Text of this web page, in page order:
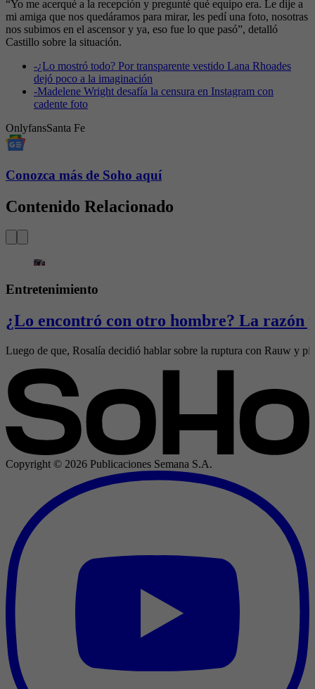
“Yo me acerqué a la recepción y pregunté qué equipo era. Le dije a
mi amiga que nos quedáramos para mirar, les pedí una foto, nosotras
nos subimos en el ascensor y ya, eso fue lo que pasó”, detalló
Castillo sobre la situación.
-¿Lo mostró todo? Por transparente vestido Lana Rhoades
dejó poco a la imaginación
-Madelene Wright desafía la censura en Instagram con
cadente foto
OnlyfansSanta Fe
Conozca más de Soho aquí
Contenido Relacionado
Entretenimiento
¿Lo encontró con otro hombre? La razón
Luego de que, Rosalía decidió hablar sobre la ruptura con Rauw y
Copyright © 2026 Publicaciones Semana S.A.